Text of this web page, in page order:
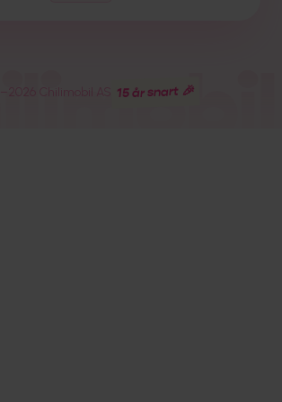
15 år snart 🎉